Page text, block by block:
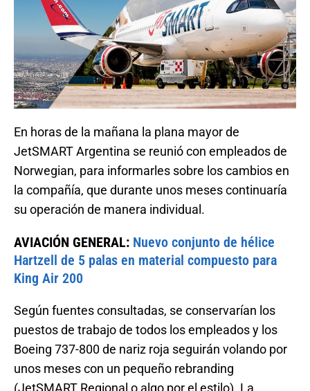
En horas de la mañana la plana mayor de
JetSMART Argentina se reunió con empleados de
Norwegian, para informarles sobre los cambios en
la compañía, que durante unos meses continuaría
su operación de manera individual.
AVIACIÓN GENERAL: Nuevo conjunto de hélice
Hartzell de 5 palas en material compuesto para
King Air 200
Según fuentes consultadas, se conservarían los
puestos de trabajo de todos los empleados y los
Boeing 737-800 de nariz roja seguirán volando por
unos meses con un pequeño rebranding
(JetSMART Regional o algo por el estilo). La